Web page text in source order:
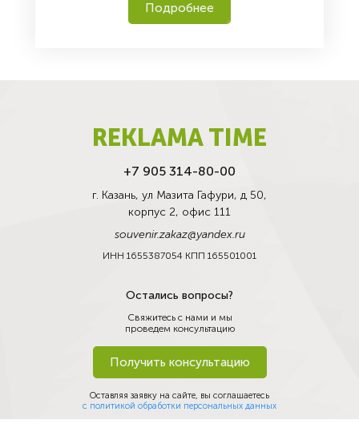
Подробнее
REKLAMA TIME
+7 905 314-80-00
г. Казань, ул Мазита Гафури, д 50,
корпус 2, офис 111
souvenir.zakaz@yandex.ru
ИНН 1655387054 КПП 165501001
Остались вопросы?
Свяжитесь с нами и мы
проведем консультацию
Получить консультацию
Оставляя заявку на сайте, вы соглашаетесь
с политикой обработки персональных данных